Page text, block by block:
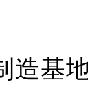
造基